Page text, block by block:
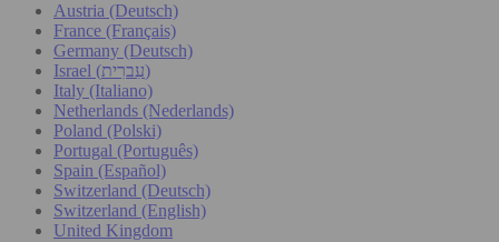
Austria (Deutsch)
France (Français)
Germany (Deutsch)
Israel (עִברִית)
Italy (Italiano)
Netherlands (Nederlands)
Poland (Polski)
Portugal (Português)
Spain (Español)
Switzerland (Deutsch)
Switzerland (English)
United Kingdom